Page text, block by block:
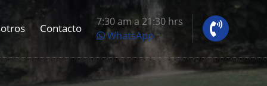
Contacto
7:30 am a 21:30 hrs
WhatsApp